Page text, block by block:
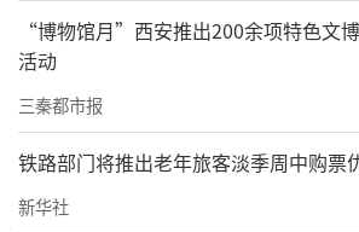
“博物馆月”西安推出200余项特色文博
活动
三秦都市报
铁路部门将推出老年旅客淡季周中购票
新华社